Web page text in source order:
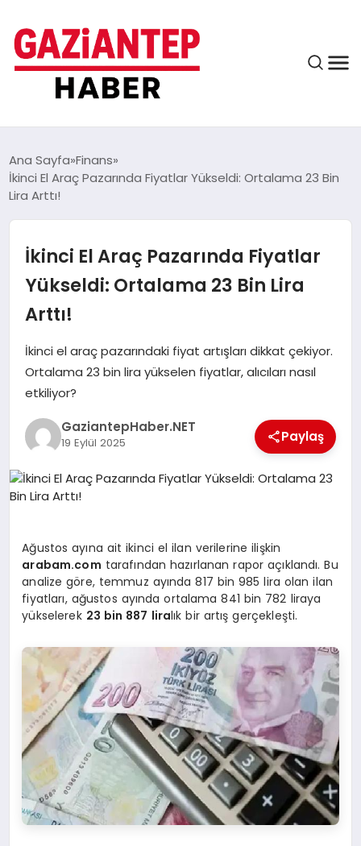
ASAYIŞ
EĞITIM
FINANS
MAGAZIN
DIĞER
Ana Sayfa Finans
İkinci El Araç Pazarında Fiyatlar Yükseldi: Ortalama 23 Bin
Lira Arttı!
İkinci El Araç Pazarında Fiyatlar
Yükseldi: Ortalama 23 Bin Lira
Arttı!
İkinci el araç pazarındaki fiyat artışları dikkat çekiyor.
Ortalama 23 bin lira yükselen fiyatlar, alıcıları nasıl
etkiliyor?
GaziantepHaber.NET
19 Eylül 2025 Paylaş
Ağustos ayına ait ikinci el ilan verilerine ilişkin
arabam.com tarafından hazırlanan rapor açıklandı. Bu
analize göre, temmuz ayında 817 bin 985 lira olan ilan
fiyatları, ağustos ayında ortalama 841 bin 782 liraya
yükselerek 23 bin 887 liralık bir artış gerçekleşti.